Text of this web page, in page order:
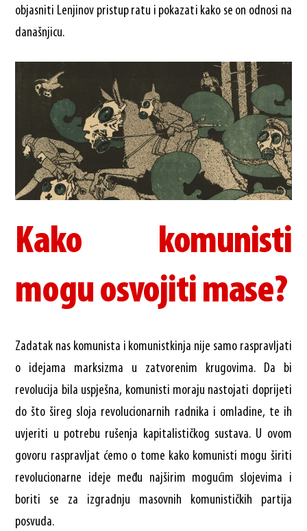
objasniti Lenjinov pristup ratu i pokazati kako se on odnosi na
današnjicu.
Kako komunisti
mogu osvojiti mase?
Zadatak nas komunista i komunistkinja nije samo raspravljati
o idejama marksizma u zatvorenim krugovima. Da bi
revolucija bila uspješna, komunisti moraju nastojati doprijeti
do što šireg sloja revolucionarnih radnika i omladine, te ih
uvjeriti u potrebu rušenja kapitalističkog sustava. U ovom
govoru raspravljat ćemo o tome kako komunisti mogu širiti
revolucionarne ideje među najširim mogućim slojevima i
boriti se za izgradnju masovnih komunističkih partija
posvuda.